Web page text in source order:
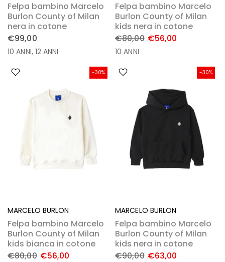
Felpa bambino Marcelo
Burlon County of Milan
nera in cotone
€99,00
10 ANNI 12 ANNI
Felpa bambino Marcelo
Burlon County of Milan
kids nera in cotone
€80,00 €56,00
10 ANNI
-30%
MARCELO BURLON
Felpa bambino Marcelo
Burlon County of Milan
kids bianca in cotone
€80,00 €56,00
-30%
MARCELO BURLON
Felpa bambino Marcelo
Burlon County of Milan
kids nera in cotone
€90,00 €63,00